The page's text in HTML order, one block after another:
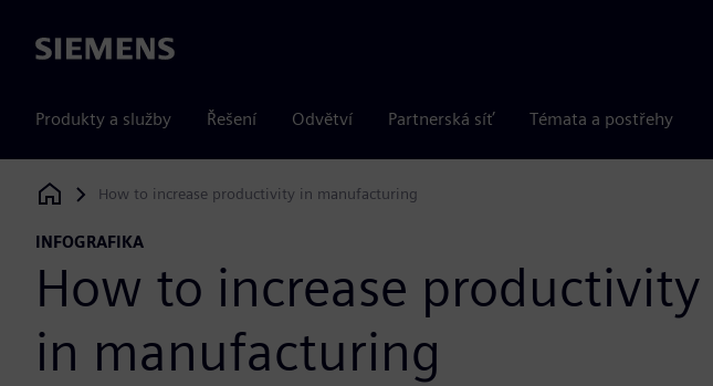
Siemens
Produkty a služby Řešení Odvětví Partnerská síť Témata a postřehy
Siemens Digital Industries Software
How to increase productivity in manufacturing
INFOGRAFIKA
How to increase productivity
in manufacturing